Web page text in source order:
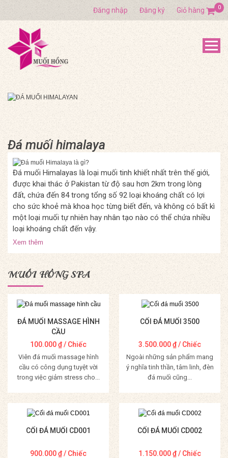
Đăng nhập Đăng ký Giỏ hàng 0
Đá muối himalaya
Đá muối Himalayas là loại muối tinh khiết nhất trên thế giới,
được khai thác ở Pakistan từ độ sau hơn 2km trong lòng
đất, chứa đến 84 trong tổng số 92 loại khoáng chất có lợi
cho sức khoẻ mà khoa học từng biết đến, và không có bất kì
một loại muối tự nhiên hay nhân tạo nào có thể chứa nhiều
loại khoáng chất đến vậy.
Xem thêm
MUỐI HỒNG SPA
ĐÁ MUỐI MASSAGE HÌNH
CẦU
100.000₫/ Chiếc
Viên đá muối massage hình
cầu có công dụng tuyệt vời
trong việc giảm stress cho...
Mua Hàng
CỐI ĐÁ MUỐI 3500
3.500.000₫/ Chiếc
Ngoài những sản phẩm mang
ý nghĩa tinh thần, tâm linh, đèn
đá muối cũng...
Mua Hàng
CỐI ĐÁ MUỐI CD001
900.000₫/ Chiếc
CỐI ĐÁ MUỐI CD002
1.150.000₫/ Chiếc